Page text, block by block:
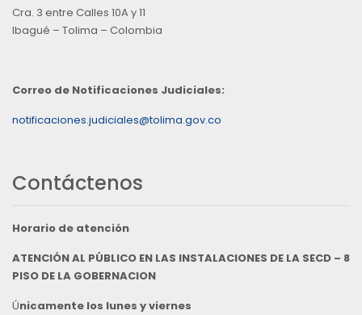
Cra. 3 entre Calles 10A y 11
Ibagué – Tolima – Colombia
Correo de Notificaciones Judiciales:
notificaciones.judiciales@tolima.gov.co
Contáctenos
Horario de atención
ATENCIÓN AL PÚBLICO EN LAS INSTALACIONES DE LA SECD – 8
PISO DE LA GOBERNACION
Únicamente los lunes y viernes